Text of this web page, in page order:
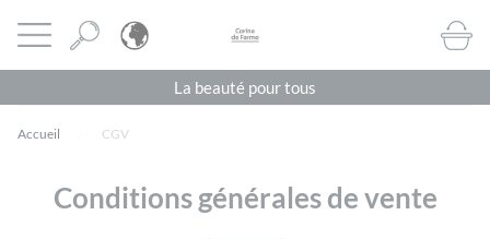
Ouvrir le menu CORINE DE FARME BE
La beauté pour tous
Accueil CGV
Conditions générales de vente